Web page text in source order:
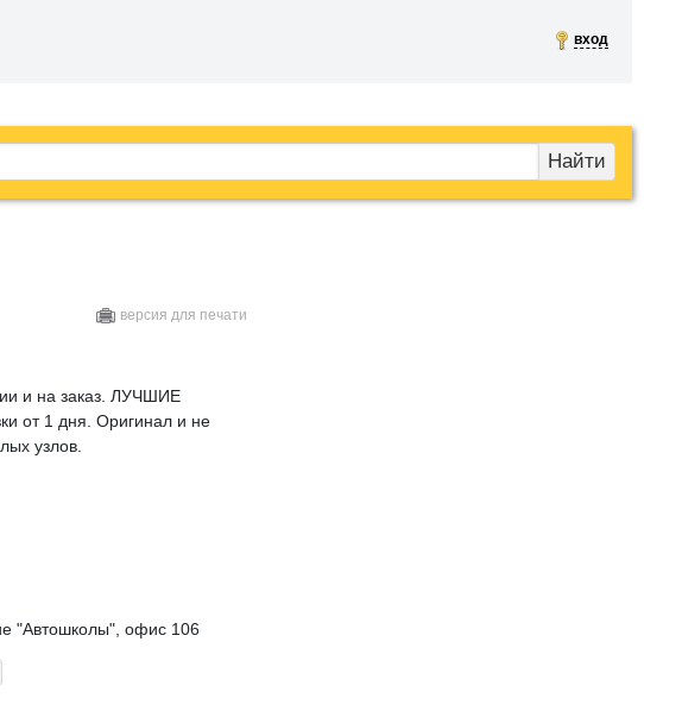
вход
Найти
версия для печати
и на заказ. ЛУЧШИЕ
от 1 дня. Оригинал и не
узлов.
"Автошколы", офис 106